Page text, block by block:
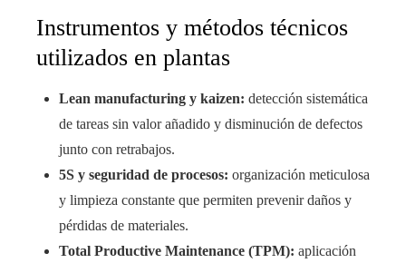
Instrumentos y métodos técnicos
utilizados en plantas
Lean manufacturing y kaizen: detección sistemática
de tareas sin valor añadido y disminución de defectos
junto con retrabajos.
5S y seguridad de procesos: organización meticulosa
y limpieza constante que permiten prevenir daños y
pérdidas de materiales.
Total Productive Maintenance (TPM): aplicación